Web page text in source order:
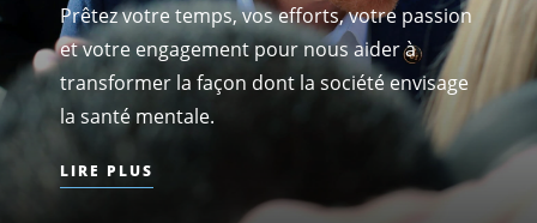
Prêtez votre temps, vos efforts, votre passion
et votre engagement pour nous aider à
transformer la façon dont la société envisage
la santé mentale.
LIRE PLUS